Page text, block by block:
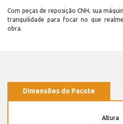
Com peças de reposição CNH, sua
tranquilidade para focar no que
obra.
Dimensões do Pacote
Altura